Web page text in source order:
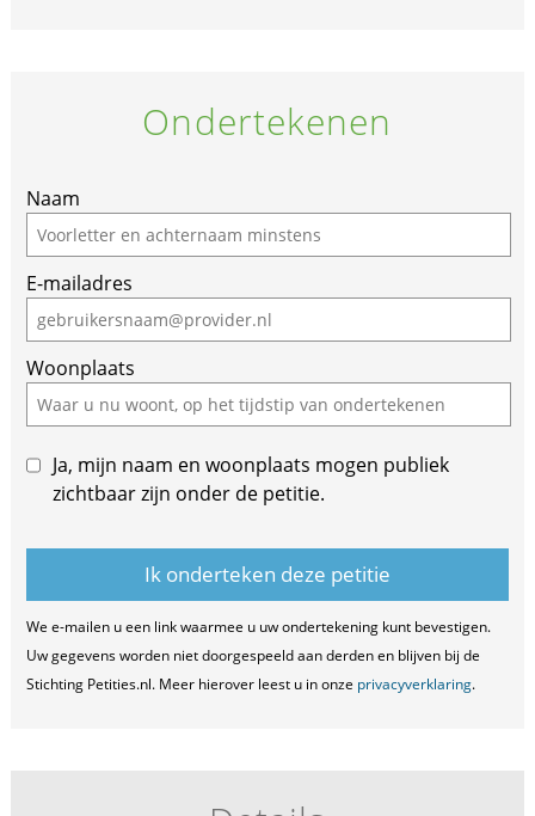
Ondertekenen
If
you
are
a
human,
ignore
this
field
Naam
E-mailadres
Woonplaats
Ja, mijn naam en woonplaats mogen publiek
zichtbaar zijn onder de petitie.
We e-mailen u een link waarmee u uw ondertekening kunt bevestigen.
Uw gegevens worden niet doorgespeeld aan derden en blijven bij de
Stichting Petities.nl. Meer hierover leest u in onze privacyverklaring.